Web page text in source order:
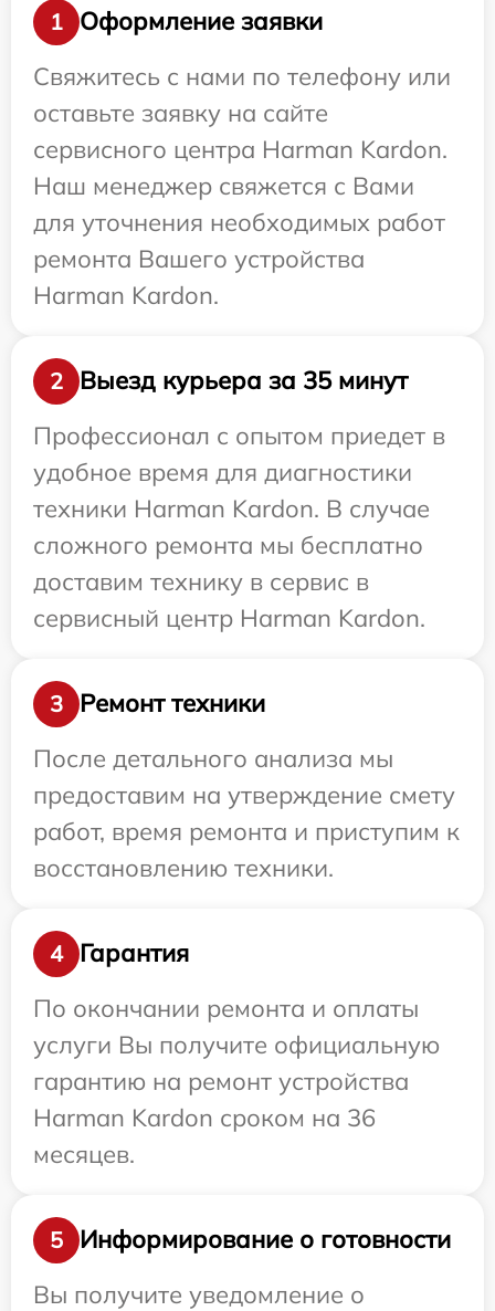
1
Оформление заявки
Свяжитесь с нами по телефону или
оставьте заявку на сайте
сервисного центра Harman Kardon.
Наш менеджер свяжется с Вами
для уточнения необходимых работ
ремонта Вашего устройства
Harman Kardon.
2
Выезд курьера за 35 минут
Профессионал с опытом приедет в
удобное время для диагностики
техники Harman Kardon. В случае
сложного ремонта мы бесплатно
доставим технику в сервис в
сервисный центр Harman Kardon.
3
Ремонт техники
После детального анализа мы
предоставим на утверждение смету
работ, время ремонта и приступим к
восстановлению техники.
4
Гарантия
По окончании ремонта и оплаты
услуги Вы получите официальную
гарантию на ремонт устройства
Harman Kardon сроком на 36
месяцев.
5
Информирование о готовности
Вы получите уведомление о